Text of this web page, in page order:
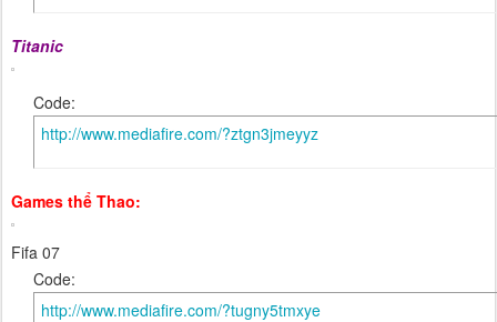
Titanic
Code:
http://www.mediafire.com/?ztgn3jmeyyz
Games thể Thao:
Fifa 07
Code:
http://www.mediafire.com/?tugny5tmxye